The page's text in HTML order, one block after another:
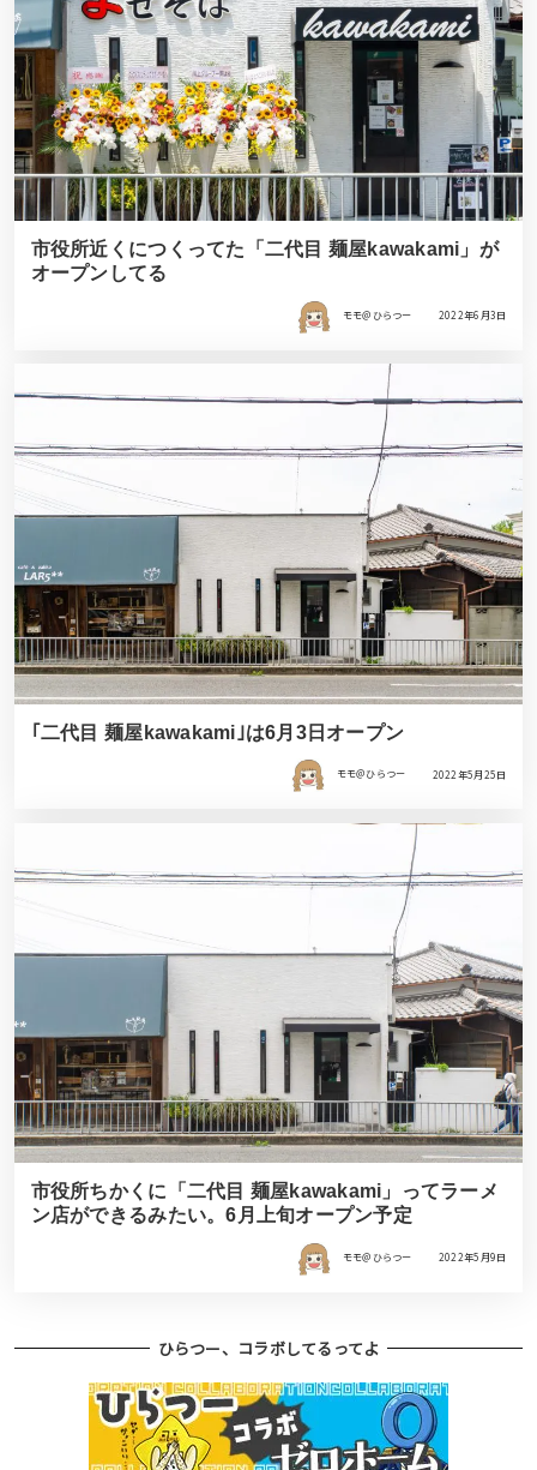
市役所近くにつくってた「二代目 麺屋kawakami」が
オープンしてる
モモ＠ひらつー 2022年6月3日
｢二代目 麺屋kawakami｣は6月3日オープン
モモ＠ひらつー 2022年5月25日
市役所ちかくに「二代目 麺屋kawakami」ってラーメ
ン店ができるみたい。6月上旬オープン予定
モモ＠ひらつー 2022年5月9日
ひらつー、コラボしてるってよ